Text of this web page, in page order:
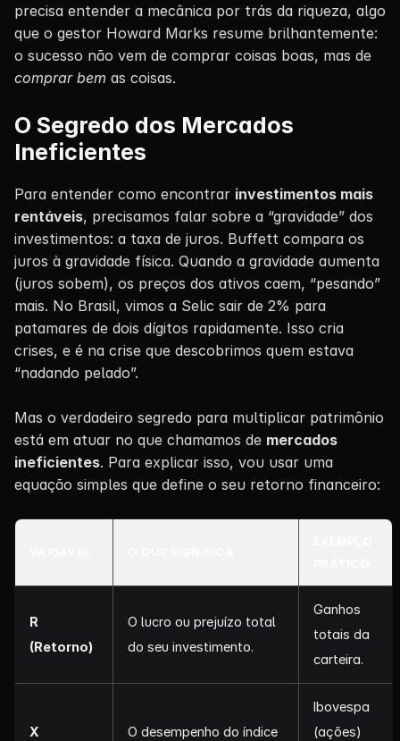
precisa entender a mecânica por trás da riqueza, algo
que o gestor Howard Marks resume brilhantemente:
o sucesso não vem de comprar coisas boas, mas de
comprar bem as coisas.
O Segredo dos Mercados
Ineficientes
Para entender como encontrar investimentos mais
rentáveis, precisamos falar sobre a “gravidade” dos
investimentos: a taxa de juros. Buffett compara os
juros à gravidade física. Quando a gravidade aumenta
(juros sobem), os preços dos ativos caem, “pesando”
mais. No Brasil, vimos a Selic sair de 2% para
patamares de dois dígitos rapidamente. Isso cria
crises, e é na crise que descobrimos quem estava
“nadando pelado”.
Mas o verdadeiro segredo para multiplicar patrimônio
está em atuar no que chamamos de mercados
ineficientes. Para explicar isso, vou usar uma
equação simples que define o seu retorno financeiro:
R
(Retorno)
O lucro ou prejuízo total
do seu investimento.
Ganhos
totais da
carteira.
X
O desempenho do índice
Ibovespa
(ações)